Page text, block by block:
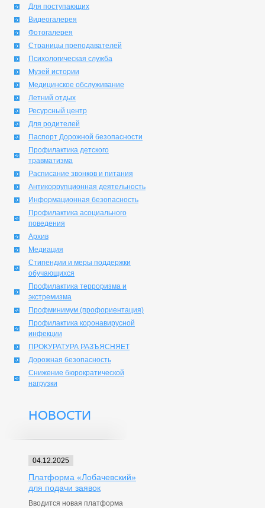
Для поступающих
Видеогалерея
Фотогалерея
Страницы преподавателей
Психологическая служба
Музей истории
Медицинское обслуживание
Летний отдых
Ресурсный центр
Для родителей
Паспорт Дорожной безопасности
Профилактика детского
травматизма
Расписание звонков и питания
Антикоррупционная деятельность
Информационная безопасность
Профилактика асоциального
поведения
Архив
Медиация
Стипендии и меры поддержки
обучающихся
Профилактика терроризма и
экстремизма
Профминимум (профориентация)
Профилактика коронавирусной
инфекции
ПРОКУРАТУРА РАЗЪЯСНЯЕТ
Дорожная безопасность
Снижение бюрократической
нагрузки
НОВОСТИ
04.12.2025
Платформа «Лобачевский»
для подачи заявок
Вводится новая платформа